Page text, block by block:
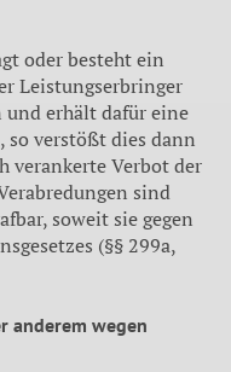
oder besteht ein
Leistungserbringer
und erhält dafür eine
so verstößt dies dann
verankerte Verbot der
sind
soweit sie gegen
(§§ 299a,
anderem wegen